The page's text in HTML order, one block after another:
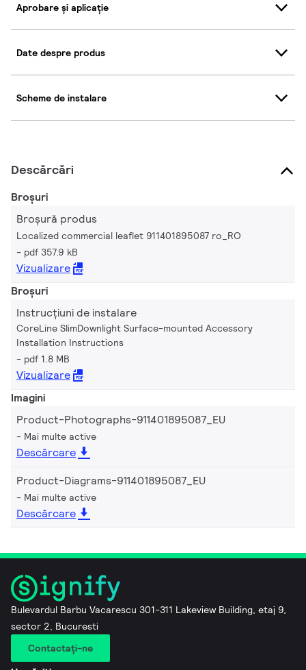
Aprobare și aplicație
Date despre produs
Scheme de instalare
Descărcări
Broșuri
Broșură produs
Localized commercial leaflet 911401895087 ro_RO
pdf 357.9 kB
Vizualizare
Broșuri
Instrucțiuni de instalare
CoreLine SlimDownlight Surface-mounted Accessory
Installation Instructions
pdf 1.8 MB
Vizualizare
Imagini
Product-Photographs-911401895087_EU
Mai multe active
Descărcare
Product-Diagrams-911401895087_EU
Mai multe active
Descărcare
Bulevardul Barbu Vacarescu 301-311 Lakeview Building, etaj 9,
sector 2, Bucuresti
Contactaţi-ne